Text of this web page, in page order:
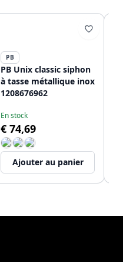
PB
PB Unix classic siphon
à tasse métallique inox
1208676962
En stock
€ 74,69
Ajouter au panier